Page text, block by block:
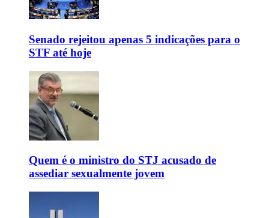
Senado rejeitou apenas 5 indicações para o
STF até hoje
Quem é o ministro do STJ acusado de
assediar sexualmente jovem